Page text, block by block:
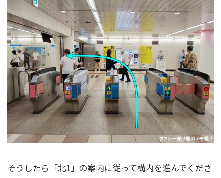
そうしたら「北1」の案内に従って構内を進んでくださ